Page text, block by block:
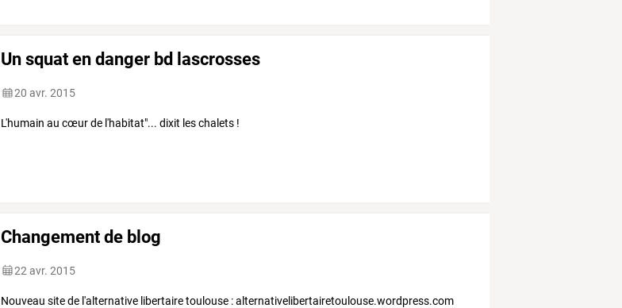
Un squat en danger bd lascrosses
20 avr. 2015
L'humain au cœur de l'habitat"... dixit les chalets !
Changement de blog
22 avr. 2015
Nouveau site de l'alternative libertaire toulouse : alternativelibertairetoulouse.wordpress.com